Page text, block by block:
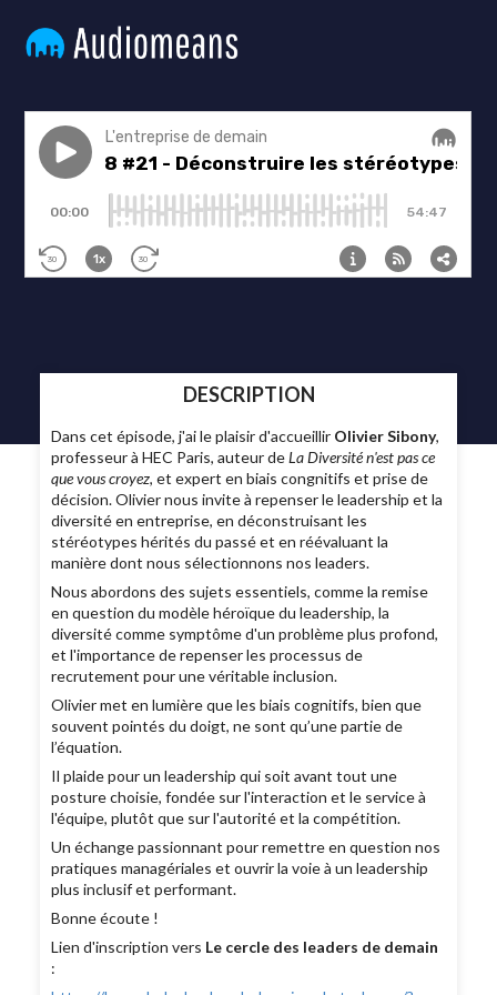
DESCRIPTION
Dans cet épisode, j'ai le plaisir d'accueillir Olivier Sibony,
professeur à HEC Paris, auteur deLa Diversité n'est pas ce
que vous croyez, et expert en biais congnitifs et prise de
décision. Olivier nous invite à repenser le leadership et la
diversité en entreprise, en déconstruisant les
stéréotypes hérités du passé et en réévaluant la
manière dont nous sélectionnons nos leaders.
Nous abordons des sujets essentiels, comme la remise
en question du modèle héroïque du leadership, la
diversité comme symptôme d'un problème plus profond,
et l'importance de repenser les processus de
recrutement pour une véritable inclusion.
Olivier met en lumière que les biais cognitifs, bien que
souvent pointés du doigt, ne sont qu’une partie de
l’équation.
Il plaide pour un leadership qui soit avant tout une
posture choisie, fondée sur l'interaction et le service à
l'équipe, plutôt que sur l'autorité et la compétition.
Un échange passionnant pour remettre en question nos
pratiques managériales et ouvrir la voie à un leadership
plus inclusif et performant.
Bonne écoute !
Lien d'inscription vers Le cercle des leaders de demain
: